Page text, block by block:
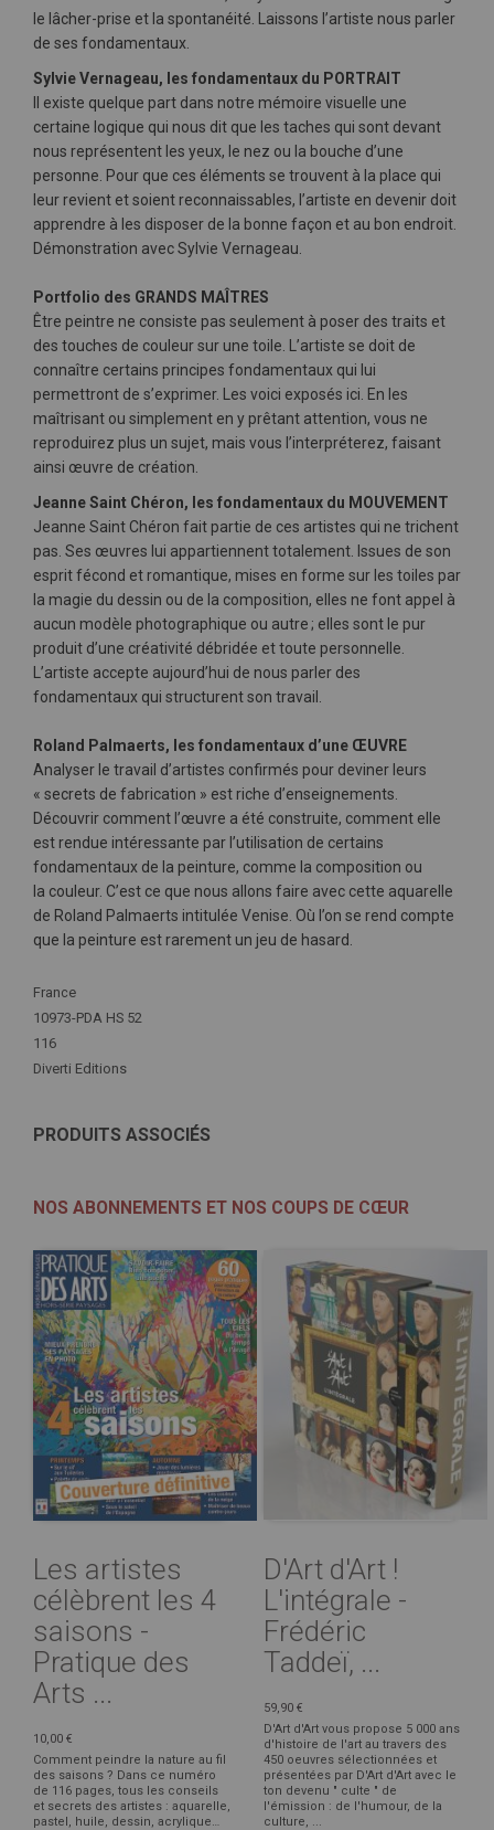
le lâcher-prise et la spontanéité. Laissons l’artiste nous parler
de ses fondamentaux.
Sylvie Vernageau, les fondamentaux du PORTRAIT
Il existe quelque part dans notre mémoire visuelle une
certaine logique qui nous dit que les taches qui sont devant
nous représentent les yeux, le nez ou la bouche d’une
personne. Pour que ces éléments se trouvent à la place qui
leur revient et soient reconnaissables, l’artiste en devenir doit
apprendre à les disposer de la bonne façon et au bon endroit.
Démonstration avec Sylvie Vernageau.
Portfolio des GRANDS MAÎTRES
Être peintre ne consiste pas seulement à poser des traits et
des touches de couleur sur une toile. L’artiste se doit de
connaître certains principes fondamentaux qui lui
permettront de s’exprimer. Les voici exposés ici. En les
maîtrisant ou simplement en y prêtant attention, vous ne
reproduirez plus un sujet, mais vous l’interpréterez, faisant
ainsi œuvre de création.
Jeanne Saint Chéron, les fondamentaux du MOUVEMENT
Jeanne Saint Chéron fait partie de ces artistes qui ne trichent
pas. Ses œuvres lui appartiennent totalement. Issues de son
esprit fécond et romantique, mises en forme sur les toiles par
la magie du dessin ou de la composition, elles ne font appel à
aucun modèle photographique ou autre ; elles sont le pur
produit d’une créativité débridée et toute personnelle.
L’artiste accepte aujourd’hui de nous parler des
fondamentaux qui structurent son travail.
Roland Palmaerts, les fondamentaux d’une ŒUVRE
Analyser le travail d’artistes confirmés pour deviner leurs
« secrets de fabrication » est riche d’enseignements.
Découvrir comment l’œuvre a été construite, comment elle
est rendue intéressante par l’utilisation de certains
fondamentaux de la peinture, comme la composition ou
la couleur. C’est ce que nous allons faire avec cette aquarelle
de Roland Palmaerts intitulée Venise. Où l’on se rend compte
que la peinture est rarement un jeu de hasard.
Plus
d'infos
France
10973-PDA HS 52
116
Diverti Editions
PRODUITS ASSOCIÉS
NOS ABONNEMENTS ET NOS COUPS DE CŒUR
Les artistes
célèbrent les 4
saisons -
Pratique des
Arts ...
10,00 €
Comment peindre la nature au fil
des saisons ? Dans ce numéro
de 116 pages, tous les conseils
et secrets des artistes : aquarelle,
pastel, huile, dessin, acrylique…
D'Art d'Art !
L'intégrale -
Frédéric
Taddeï, ...
59,90 €
D'Art d'Art vous propose 5 000 ans
d'histoire de l'art au travers des
450 oeuvres sélectionnées et
présentées par D'Art d'Art avec le
ton devenu " culte " de
l'émission : de l'humour, de la
culture, ...